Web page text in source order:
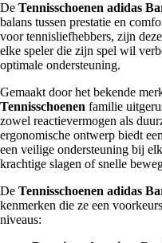
De Tennisschoenen adidas
balans tussen prestatie en
voor tennisliefhebbers, zijn
elke speler die zijn spel wil
optimale ondersteuning.
Gemaakt door het bekende
Tennisschoenen familie
zowel reactievermogen als
ergonomische ontwerp biedt
een veilige ondersteuning bij
krachtige slagen of snelle
De Tennisschoenen adidas
kenmerken die ze een
niveaus: